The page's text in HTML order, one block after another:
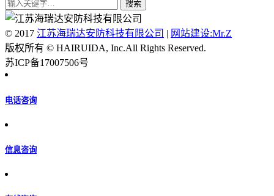
© 2017 江苏海瑞达安防科技有限公司 | 网站建设:Mr.Z
版权所有 © HAIRUIDA, Inc.All Rights Reserved.
苏ICP备17007506号
电话咨询
信息咨询